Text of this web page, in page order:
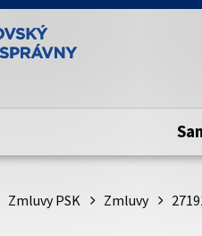
oficiálna
stránka
Zmluvy PSK Zmluvy